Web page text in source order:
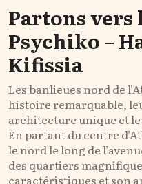
Partons vers
Psychiko –
Kifissia
Les banlieues nord de
histoire remarquable,
architecture unique et
En partant du centre
le nord le long de
des quartiers
caractéristiques et son